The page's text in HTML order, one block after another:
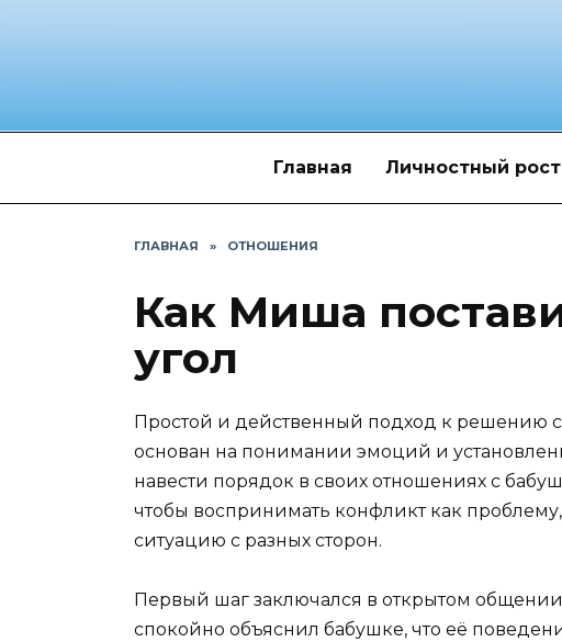
Главная Личностный рост
ГЛАВНАЯ » ОТНОШЕНИЯ
Как Миша
угол
Простой и действенный подход к решению
основан на понимании эмоций и
навести порядок в своих отношениях с
чтобы воспринимать конфликт как
ситуацию с разных сторон.
Первый шаг заключался в открытом
спокойно объяснил бабушке, что её